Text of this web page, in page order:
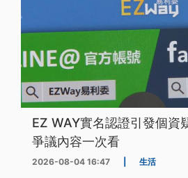
EZ WAY實名認證引發個資
爭議內容一次看
2026-08-04 16:47 生活